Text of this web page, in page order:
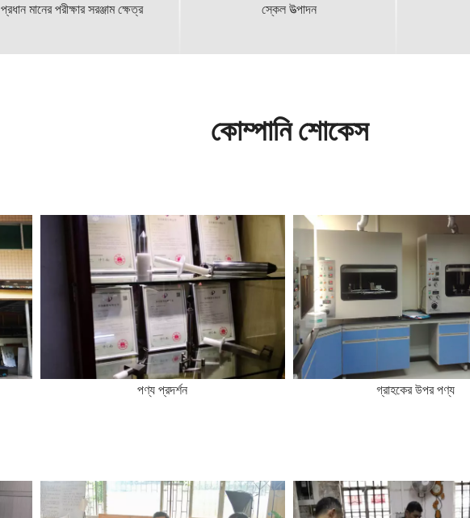
প্রধান মানের পরীক্ষার সরঞ্জাম ক্ষেত্র স্কেল উত্পাদন
কোম্পানি শোকেস
পণ্য প্রদর্শন গ্রাহকের উপর পণ্য